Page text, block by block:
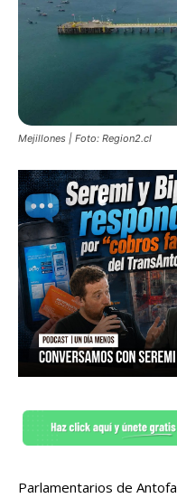
Mejillones | Foto: Region2.cl
Parlamentarios de